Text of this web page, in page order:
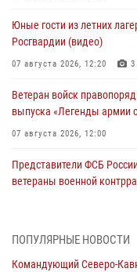
Юные гости из летних
Росгвардии (видео)
07 августа 2026, 12:20 3
Ветеран войск
выпуска «Легенды
07 августа 2026, 12:00
Представители ФСБ
ветераны военной
Смольного собора в
ПОПУЛЯРНЫЕ НОВОСТИ
Командующий Северо-